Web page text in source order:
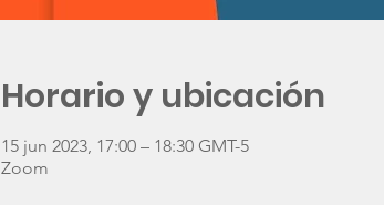
Horario y ubicación
15 jun 2023, 17:00 – 18:30 GMT-5
Zoom